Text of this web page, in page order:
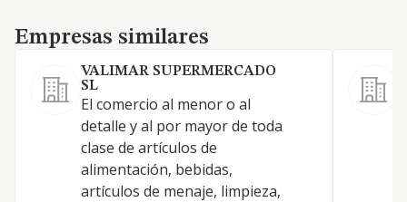
Empresas similares
Empresas similares
VALIMAR SUPERMERCADO
SL
El comercio al menor o al
detalle y al por mayor de toda
clase de artículos de
alimentación, bebidas,
artículos de menaje, limpieza,